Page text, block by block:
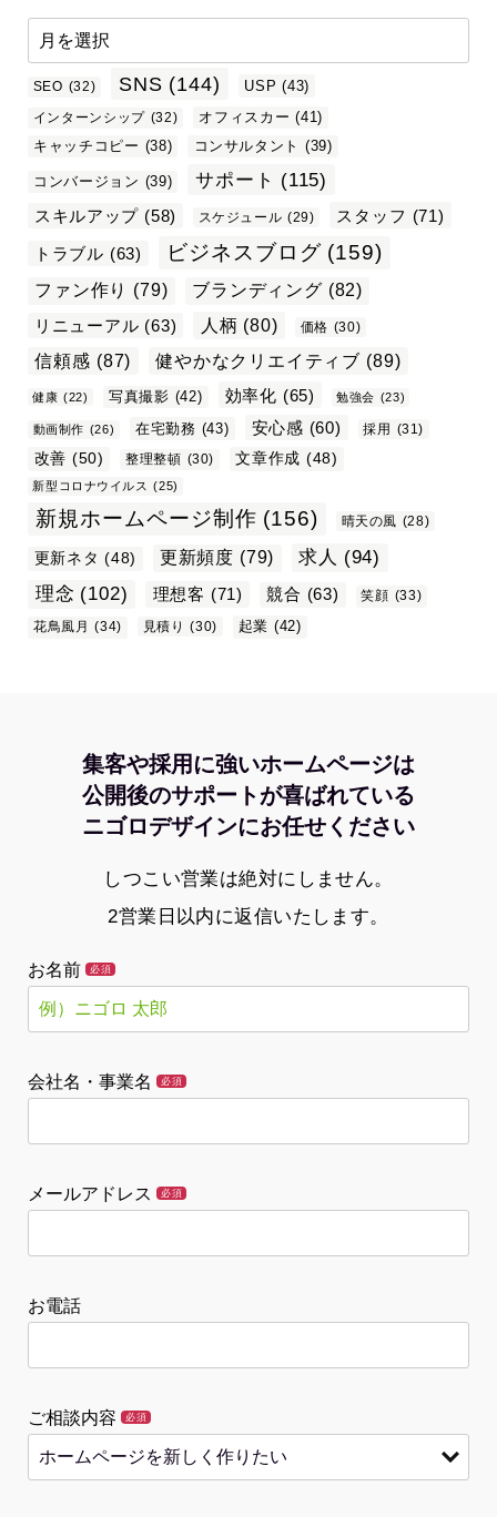
SEO (32) SNS (144) USP (43)
インターンシップ (32) オフィスカー (41)
キャッチコピー (38) コンサルタント (39)
コンバージョン (39) サポート (115)
スキルアップ (58) スケジュール (29) スタッフ (71)
トラブル (63) ビジネスブログ (159)
ファン作り (79) ブランディング (82)
リニューアル (63) 人柄 (80) 価格 (30)
信頼感 (87) 健やかなクリエイティブ (89)
健康 (22) 写真撮影 (42) 効率化 (65) 勉強会 (23)
動画制作 (26) 在宅勤務 (43) 安心感 (60) 採用 (31)
改善 (50) 整理整頓 (30) 文章作成 (48)
新型コロナウイルス (25)
新規ホームページ制作 (156) 晴天の風 (28)
更新ネタ (48) 更新頻度 (79) 求人 (94)
理念 (102) 理想客 (71) 競合 (63) 笑顔 (33)
花鳥風月
(34) 見積り (30) 起業 (42)
集客や採用に強いホームページは
公開後のサポートが喜ばれている
ニゴロデザインにお任せください
しつこい営業は絶対にしません。
2営業日以内に返信いたします。
お名前 必須
会社名・事業名 必須
メールアドレス 必須
お電話
ご相談内容 必須